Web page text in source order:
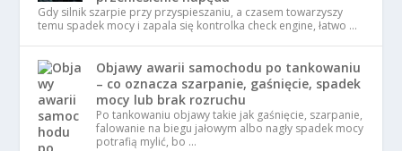
Gdy silnik szarpie przy przyspieszaniu, a czasem towarzyszy
temu spadek mocy i zapala się kontrolka check engine, łatwo …
Objawy awarii samochodu po tankowaniu
– co oznacza szarpanie, gaśnięcie, spadek
mocy lub brak rozruchu
Po tankowaniu objawy takie jak gaśnięcie, szarpanie,
falowanie na biegu jałowym albo nagły spadek mocy
potrafią mylić, bo …